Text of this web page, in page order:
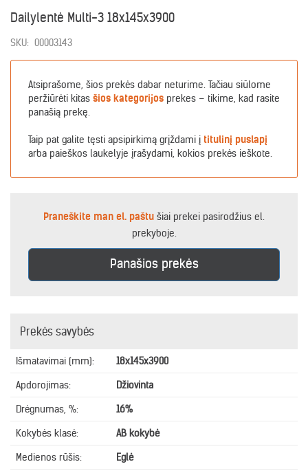
Dailylentė Multi-3 18x145x3900
SKU: 00003143
Atsiprašome, šios prekės dabar neturime. Tačiau siūlome
peržiūrėti kitas šios kategorijos prekes – tikime, kad rasite
panašią prekę.
Taip pat galite tęsti apsipirkimą grįždami į titulinį puslapį
arba paieškos laukelyje įrašydami, kokios prekės ieškote.
Praneškite man el. paštu šiai prekei pasirodžius el.
prekyboje.
Panašios prekės
Prekės savybės
Išmatavimai (mm):
18x145x3900
Apdorojimas:
Džiovinta
Drėgnumas, %:
16%
Kokybės klasė:
AB kokybė
Medienos rūšis:
Eglė